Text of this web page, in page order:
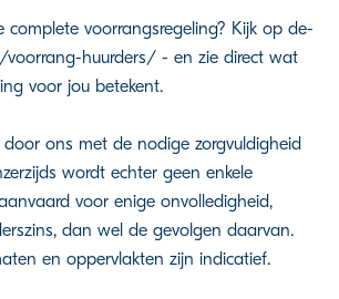
complete voorrangsregeling? Kijk op de-
voorrang-huurders/ - en zie direct wat
voor jou betekent.
door ons met de nodige zorgvuldigheid
wordt echter geen enkele
voor enige onvolledigheid,
dan wel de gevolgen daarvan.
en oppervlakten zijn indicatief.